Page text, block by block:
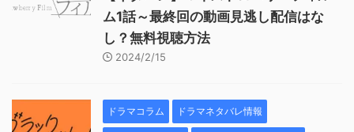
ム1話～最終回の動画見逃し配信はな
し？無料視聴方法
2024/2/15
ドラマコラム ドラマネタバレ情報